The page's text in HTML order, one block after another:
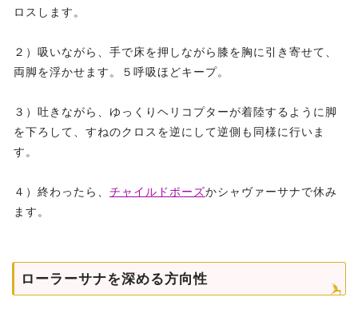
ロスします。
２）吸いながら、手で床を押しながら膝を胸に引き寄せて、
両脚を浮かせます。５呼吸ほどキープ。
３）吐きながら、ゆっくりヘリコプターが着陸するように脚
を下ろして、すねのクロスを逆にして逆側も同様に行いま
す。
４）終わったら、 チャイルドポーズかシャヴァーサナで休み
ます。
ローラーサナを深める方向性